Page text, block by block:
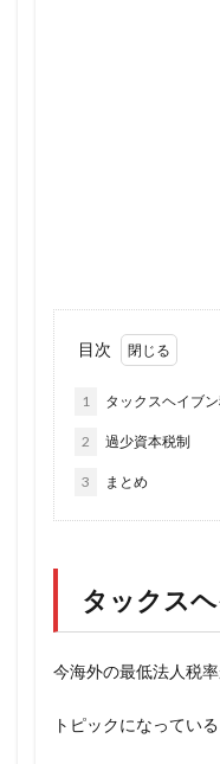
目次
1 タックスヘイブ
2 過少資本税制
3 まとめ
タックス
今海外の最低法人税
トピックになってい